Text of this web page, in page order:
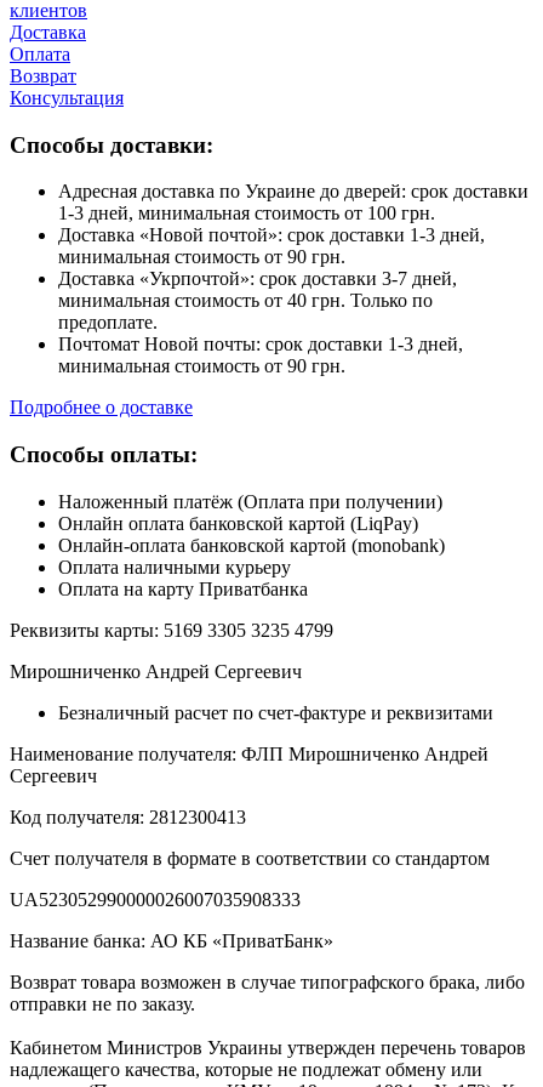
клиентов
Доставка
Оплата
Возврат
Консультация
Способы доставки:
Адресная доставка по Украине до дверей: срок доставки
1-3 дней, минимальная стоимость от 100 грн.
Доставка «Новой почтой»: срок доставки 1-3 дней,
минимальная стоимость от 90 грн.
Доставка «Укрпочтой»: срок доставки 3-7 дней,
минимальная стоимость от 40 грн. Только по
предоплате.
Почтомат Новой почты: срок доставки 1-3 дней,
минимальная стоимость от 90 грн.
Подробнее о доставке
Способы оплаты:
Наложенный платёж (Оплата при получении)
Онлайн оплата банковской картой (LiqPay)
Онлайн-оплата банковской картой (monobank)
Оплата наличными курьеру
Оплата на карту Приватбанка
Реквизиты карты: 5169 3305 3235 4799
Мирошниченко Андрей Сергеевич
Безналичный расчет по счет-фактуре и реквизитами
Наименование получателя: ФЛП Мирошниченко Андрей
Сергеевич
Код получателя: 2812300413
Счет получателя в формате в соответствии со стандартом
UA523052990000026007035908333
Название банка: АО КБ «ПриватБанк»
Возврат товара возможен в случае типографского брака, либо
отправки не по заказу.
Кабинетом Министров Украины утвержден перечень товаров
надлежащего качества, которые не подлежат обмену или